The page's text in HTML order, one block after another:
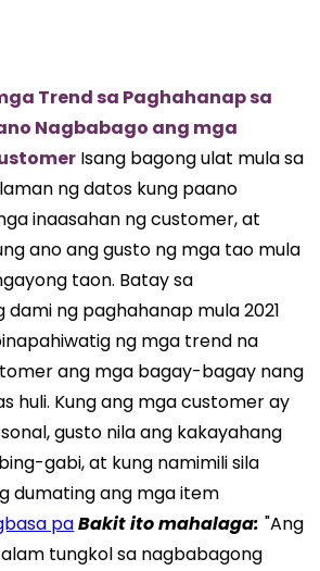
Trend sa Paghahanap sa
Nagbabago ang mga
Isang bagong ulat mula sa
ng datos kung paano
inaasahan ng customer, at
ano ang gusto ng mga tao mula
taon. Batay sa
ng paghahanap mula 2021
ng mga trend na
ang mga bagay-bagay nang
huli. Kung ang mga customer ay
gusto nila ang kakayahang
gabi, at kung namimili sila
dumating ang mga item
paBakit ito mahalaga: "Ang
tungkol sa nagbabagong